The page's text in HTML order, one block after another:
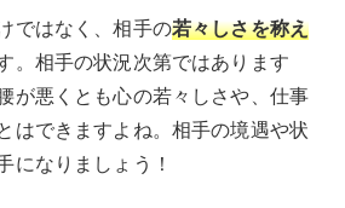
ではなく、相手の若々しさを称え
。相手の状況次第ではあります
が悪くとも心の若々しさや、仕事
はできますよね。相手の境遇や状
になりましょう！